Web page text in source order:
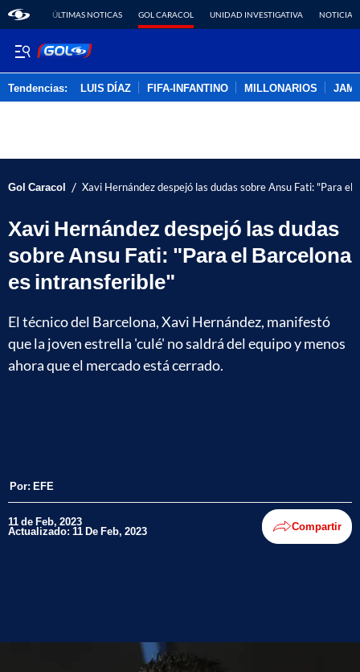
ÚLTIMAS NOTICAS GOL CARACOL UNIDAD INVESTIGATIVA NOTICIAS
Tendencias: LUIS DÍAZ FIFA-INFANTINO MILLONARIOS
Gol Caracol / Xavi Hernández despejó las dudas sobre Ansu Fati: "Para el
Xavi Hernández despejó las dudas
sobre Ansu Fati: "Para el Barcelona
es intransferible"
El técnico del Barcelona, Xavi Hernández, manifestó
que la joven estrella 'culé' no saldrá del equipo y menos
ahora que el mercado está cerrado.
Por: EFE
11 de Feb, 2023
Actualizado: 11 De Feb, 2023 Compartir